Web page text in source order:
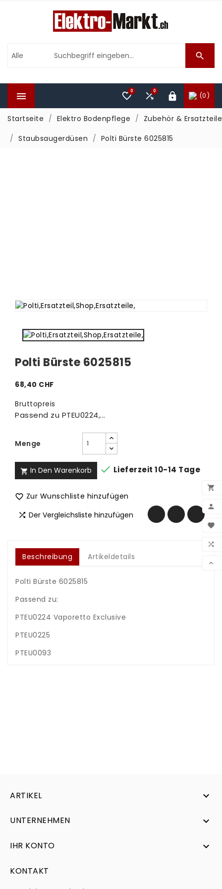






 (0)

0
0
Startseite Elektro Bodenpflege
Zubehör & Ersatzteile
Staubsaugerdüsen
Polti Bürste 6025815
Polti Bürste 6025815
68,40 CHF
Bruttopreis
Passend zu PTEU0224,...
Menge
 In Den Warenkorb  Lieferzeit 10-14 Tage
 Zur Wunschliste hinzufügen
 Der Vergleichsliste hinzufügen
Beschreibung Artikeldetails
Polti Bürste 6025815
Passend zu:
PTEU0224 Vaporetto Exclusive
PTEU0225
PTEU0093
ARTIKEL 
UNTERNEHMEN 
IHR KONTO 
KONTAKT